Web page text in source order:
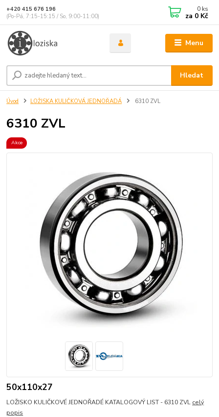
Menu
Hledat
+420 415 676 196
(Po-Pá, 7:15-15:15 / So, 9:00-11:00)
0 ks
za 0 Kč
Úvod LOŽISKA KULIČKOVÁ JEDNOŘADÁ 6310 ZVL
6310 ZVL
Akce
50x110x27
LOŽISKO KULIČKOVÉ JEDNOŘADÉ KATALOGOVÝ LIST - 6310 ZVL celý
popis